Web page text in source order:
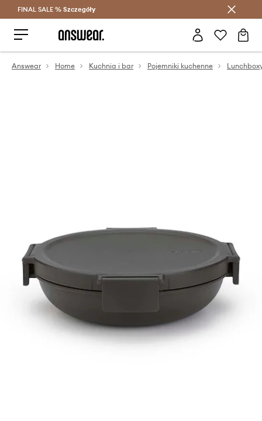
Oszczędzaj z Answear Club >
FINAL SALE % Szczegóły
Answear Home Kuchnia i bar Pojemniki kuchenne